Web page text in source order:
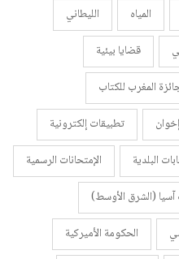
المياه
الليطاني
قضايا بيئية
المغرب للكتاب
تطبيقات إلكترونية
البلدية
الإمتحانات الرسمية
(الشرق الأوسط)
الحكومة الأميركية